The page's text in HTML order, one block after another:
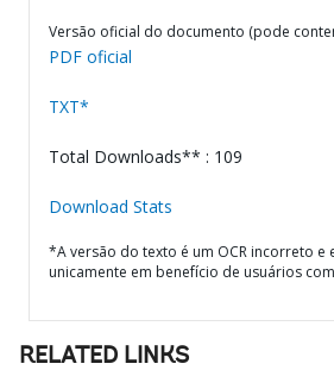
Versão oficial do documento (pode
PDF oficial
TXT*
Total Downloads** : 109
Download Stats
*A versão do texto é um OCR incorreto e
unicamente em benefício de usuários
RELATED LINKS